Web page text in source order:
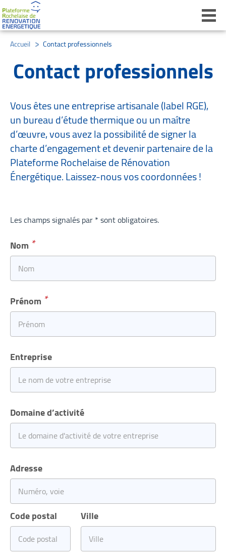
Accueil Contact professionnels
Contact professionnels
Vous êtes une entreprise artisanale (label RGE),
un bureau d’étude thermique ou un maître
d’œuvre, vous avez la possibilité de signer la
charte d’engagement et devenir partenaire de la
Plateforme Rochelaise de Rénovation
Énergétique. Laissez-nous vos coordonnées !
Les champs signalés par * sont obligatoires.
Nom
Prénom
Entreprise
Domaine d’activité
Adresse
Code postal Ville